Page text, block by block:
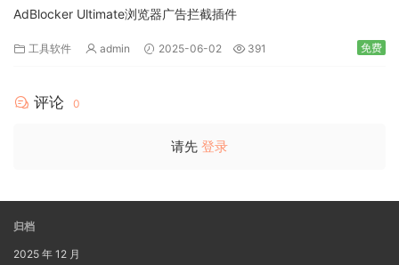
AdBlocker Ultimate浏览器广告拦截插件
工具软件 admin 2025-06-02 391 免费
评论 0
请先 登录
归档
2025 年 12 月